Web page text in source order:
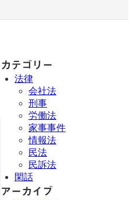
カテゴリー
法律
会社法
刑事
労働法
家事事件
情報法
民法
民訴法
閑話
アーカイブ